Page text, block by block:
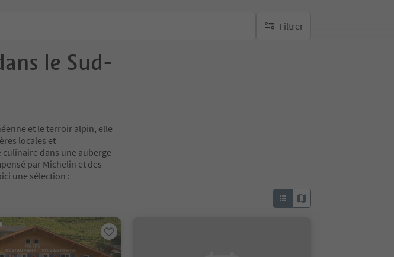
Filtrer
aucun filtre actif
le Sud-
et le terroir alpin, elle
locales et
dans une auberge
par Michelin et des
une sélection :